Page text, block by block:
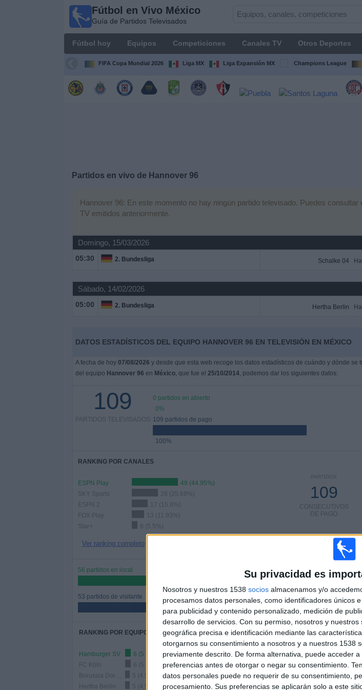
Su privacidad es
Nosotros y nuestros 1538 socios almacenamos y/o
procesamos datos personales, como identificadores únicos
para publicidad y contenido personalizado, medición de
desarrollo de servicios. Con su permiso, nosotros y
geográfica precisa e identificación mediante las
otorgarnos su consentimiento a nosotros y a nuestros 1538
previamente descrito. De forma alternativa, puede acceder
preferencias antes de otorgar o negar su consentimiento.
datos personales puede no requerir de su consentimiento,
procesamiento. Sus preferencias se aplicarán solo a este
Fútbol en Vivo México
Guía de Partidos Televisados
Fútbol hoy Equipos Competiciones Canales TV Otros Deportes
FIFA Copa Mundial 2026 Liga MX Liga Expansión MX Champions League
Partidos en vivo de Hannover 96
Hannover 96: En este momento no hay ningún partido televisado. Puedes consultar
TV emitidos anteriormente.
Domingo, 15/03/2026
05:30 2. Bundesliga Schalke 04
Sábado, 14/02/2026
05:00 2. Bundesliga Hertha Berlin
DATOS ESTADÍSTICOS DEL EQUIPO HANNOVER 96 EN TELEVISIÓN EN MÉXICO
A fecha de hoy 07/08/2026 y desde que esta web recoge los datos estadísticos de cuándo y dónde se
del equipo Hannover 96 en México, que fue el 25/10/2014, podemos dar los siguientes datos:
109
PARTIDOS TELEVISADOS
0 partidos en abierto
0%
109 partidos de pago
100%
RANKING POR CANALES
ESPN Play
49 (44.95%)
SKY Sports
28 (25.69%)
ESPN 2
17 (15.6%)
FOX Play
13 (11.93%)
Star+
6 (5.5%)
Ver ranking completo
PARTIDOS
109
CONSECUTIVOS
DE PAGO
56 partidos en local
53 partidos de visitante
TOTAL
3
COMPETICIONES
RANKING POR EQUIPOS
Hamburger SV
6 (5.5%)
FC Köln
6 (5.5%)
5 (4.59%)
Hertha Berlin
5 (4.59%)
RANKING POR
Bundesliga
2. Bundesliga
30
Copa de Alemania
7 (6.42%)